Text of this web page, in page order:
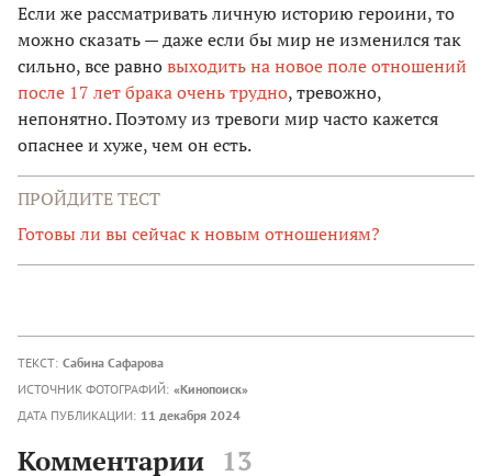
Если же рассматривать личную историю героини, то
можно сказать — даже если бы мир не изменился так
сильно, все равновыходить на новое поле отношений
после 17 лет брака очень трудно, тревожно,
непонятно. Поэтому из тревоги мир часто кажется
опаснее и хуже, чем он есть.
ПРОЙДИТЕ ТЕСТ
Готовы ли вы сейчас к новым отношениям?
ТЕКСТ: Сабина Сафарова
ИСТОЧНИК ФОТОГРАФИЙ: «Кинопоиск»
ДАТА ПУБЛИКАЦИИ: 11 декабря 2024
Комментарии 13